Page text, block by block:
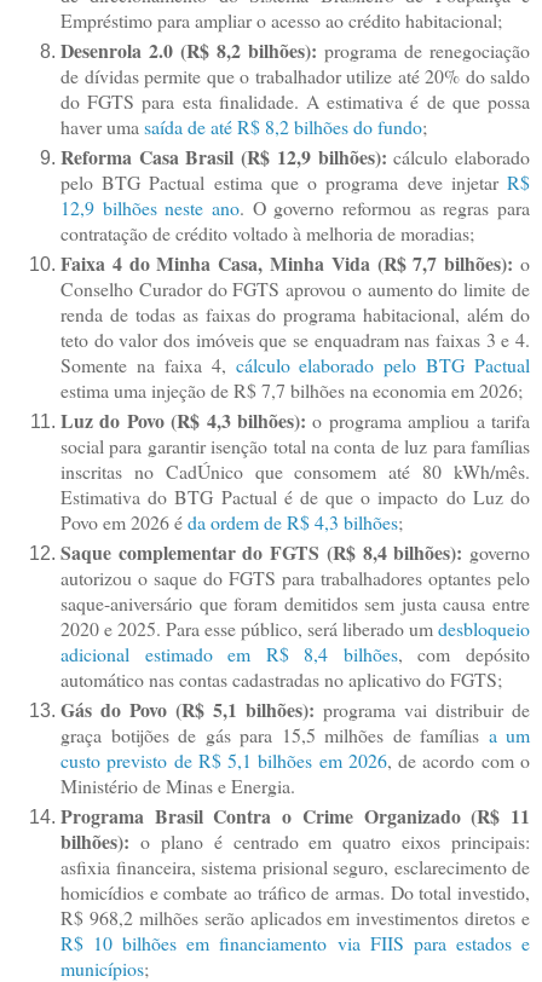
Empréstimo para ampliar o acesso ao crédito habitacional;
Desenrola 2.0 (R$ 8,2 bilhões): programa de renegociação
de dívidas permite que o trabalhador utilize até 20% do saldo
do FGTS para esta finalidade. A estimativa é de que possa
haver uma saída de até R$ 8,2 bilhões do fundo;
Reforma Casa Brasil (R$ 12,9 bilhões): cálculo elaborado
pelo BTG Pactual estima que o programa deve injetar R$
12,9 bilhões neste ano. O governo reformou as regras para
contratação de crédito voltado à melhoria de moradias;
Faixa 4 do Minha Casa, Minha Vida (R$ 7,7 bilhões): o
Conselho Curador do FGTS aprovou o aumento do limite de
renda de todas as faixas do programa habitacional, além do
teto do valor dos imóveis que se enquadram nas faixas 3 e 4.
Somente na faixa 4, cálculo elaborado pelo BTG Pactual
estima uma injeção de R$ 7,7 bilhões na economia em 2026;
Luz do Povo (R$ 4,3 bilhões): o programa ampliou a tarifa
social para garantir isenção total na conta de luz para famílias
inscritas no CadÚnico que consomem até 80 kWh/mês.
Estimativa do BTG Pactual é de que o impacto do Luz do
Povo em 2026 éda ordem de R$ 4,3 bilhões;
Saque complementar do FGTS (R$ 8,4 bilhões): governo
autorizou o saque do FGTS para trabalhadores optantes pelo
saque-aniversário que foram demitidos sem justa causa entre
2020 e 2025. Para esse público, será liberado umdesbloqueio
adicional estimado em R$ 8,4 bilhões, com depósito
automático nas contas cadastradas no aplicativo do FGTS;
Gás do Povo (R$ 5,1 bilhões): programa vai distribuir de
graça botijões de gás para 15,5 milhões de famílias a um
custo previsto de R$ 5,1 bilhões em 2026, de acordo com o
Ministério de Minas e Energia.
Programa Brasil Contra o Crime Organizado (R$ 11
bilhões): o plano é centrado em quatro eixos principais:
asfixia financeira, sistema prisional seguro, esclarecimento de
homicídios e combate ao tráfico de armas. Do total investido,
R$ 968,2 milhões serão aplicados em investimentos diretos e
R$ 10 bilhões em financiamento via FIIS para estados e
municípios;